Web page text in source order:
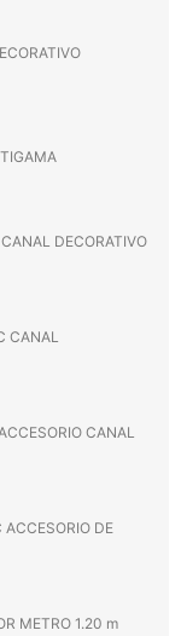
DECORATIVO
CANAL
CANAL
ACCESORIO DE
METRO 1.20 m